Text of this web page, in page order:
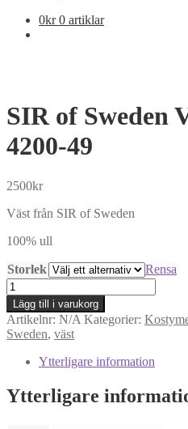
0kr 0 artiklar
SIR of Sweden
4200-49
2500kr
Väst från SIR of Sweden
100% ull
Storlek
Rensa
SIR
of
Sweden
Väst
Jack
49
mängd
Lägg till i varukorg
Artikelnr: N/A Kategorier:
Sweden, väst
Ytterligare information
Ytterligare